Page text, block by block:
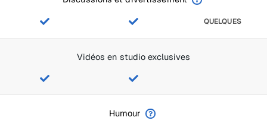
QUELQUES
Vidéos en studio exclusives
Humour